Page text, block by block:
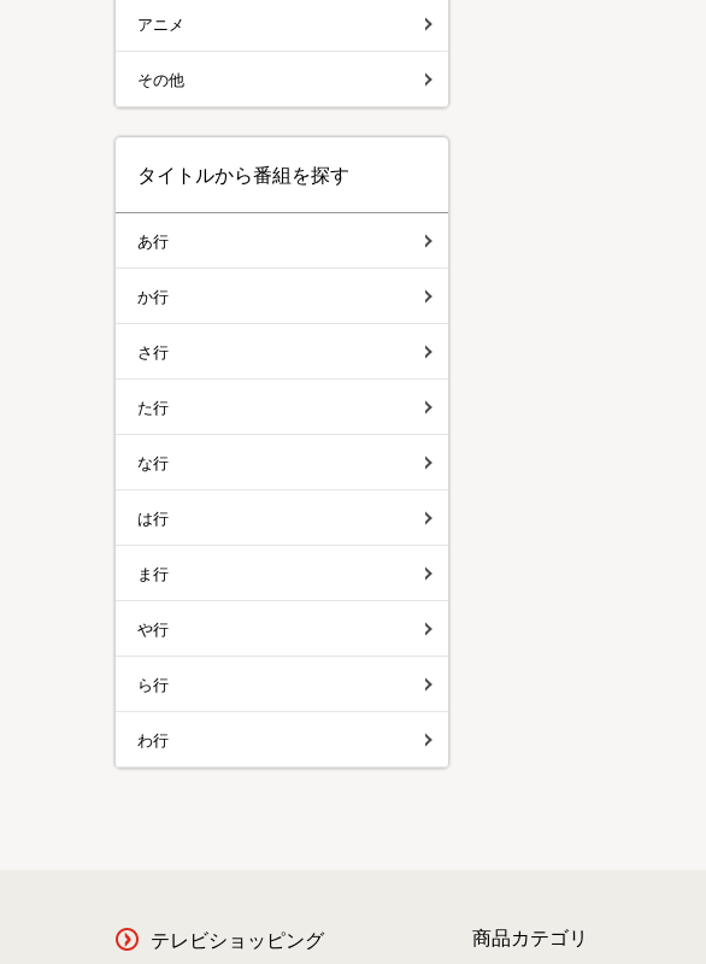
アニメ
その他
タイトルから番組を探す
あ行
か行
さ行
た行
な行
は行
ま行
や行
ら行
わ行
テレビショッピング 商品カテゴリ